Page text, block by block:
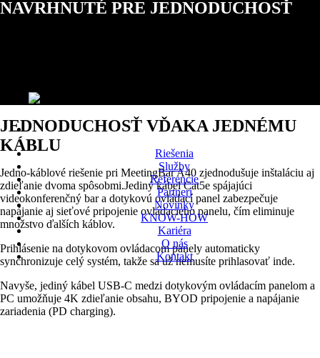
Riešenia
Služby
Referencie
Partneri
Novinky
KNOW-HOW
Kariéra
O nás
Kontakt
NAVRHNUTÉ PRE JEDNODUCHOSŤ
JEDNODUCHOSŤ VĎAKA JEDNÉMU
KÁBLU
Jedno-káblové riešenie pri MeetingBar A40 zjednodušuje inštaláciu aj
zdieľanie dvoma spôsobmi.Jediný kábel Cat5e spájajúci
videokonferenčný bar a dotykovú ovládací panel zabezpečuje
napájanie aj sieťové pripojenie ovládacieho panelu, čím eliminuje
množstvo ďalších káblov.
Prihlásenie na dotykovom ovládacom panely automaticky
synchronizuje celý systém, takže sa už nemusíte prihlasovať inde.
Navyše, jediný kábel USB-C medzi dotykovým ovládacím panelom a
PC umožňuje 4K zdieľanie obsahu, BYOD pripojenie a napájanie
zariadenia (PD charging).